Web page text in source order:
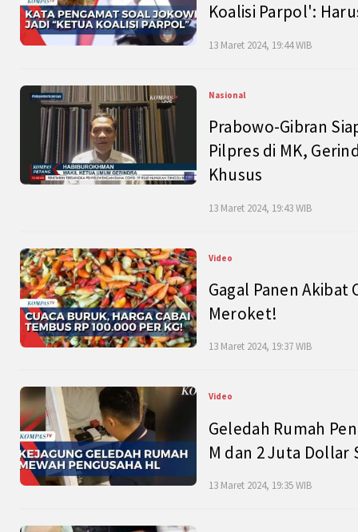
Koalisi Parpol':
13 Maret 2024, 19:44 WIB
Nasional
Prabowo-Gibran
Pilpres di MK,
Khusus
13 Maret 2024, 19:43 WIB
Video
Gagal Panen Akibat
Meroket!
13 Maret 2024, 19:37 WIB
Video
Geledah Rumah
M dan 2 Juta Dollar
13 Maret 2024, 19:35 WIB